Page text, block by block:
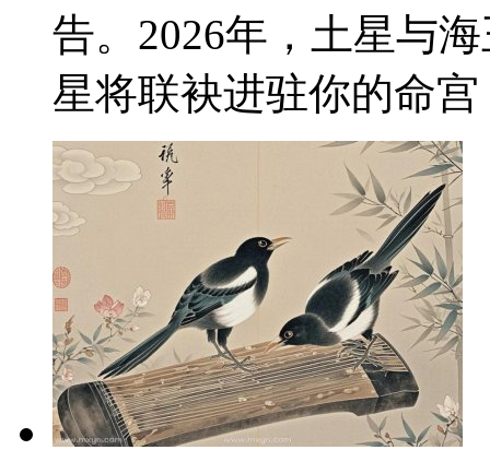
告。2026年，土星与
星将联袂进驻你的命